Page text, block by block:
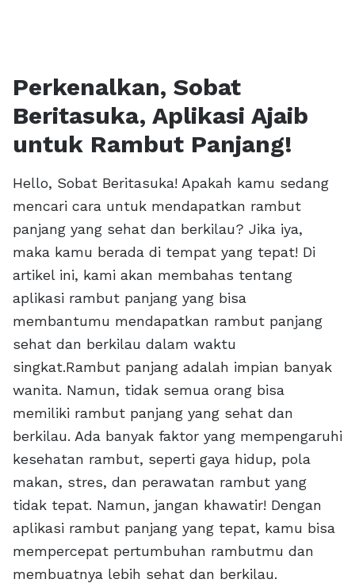
Perkenalkan, Sobat
Beritasuka, Aplikasi Ajaib
untuk Rambut Panjang!
Hello, Sobat Beritasuka! Apakah kamu sedang
mencari cara untuk mendapatkan rambut
panjang yang sehat dan berkilau? Jika iya,
maka kamu berada di tempat yang tepat! Di
artikel ini, kami akan membahas tentang
aplikasi rambut panjang yang bisa
membantumu mendapatkan rambut panjang
sehat dan berkilau dalam waktu
singkat.Rambut panjang adalah impian banyak
wanita. Namun, tidak semua orang bisa
memiliki rambut panjang yang sehat dan
berkilau. Ada banyak faktor yang mempengaruhi
kesehatan rambut, seperti gaya hidup, pola
makan, stres, dan perawatan rambut yang
tidak tepat. Namun, jangan khawatir! Dengan
aplikasi rambut panjang yang tepat, kamu bisa
mempercepat pertumbuhan rambutmu dan
membuatnya lebih sehat dan berkilau.